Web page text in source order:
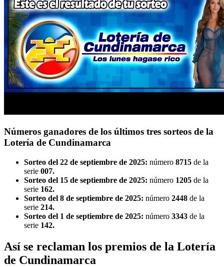
Números ganadores de los últimos tres sorteos de la
Lotería de Cundinamarca
Sorteo del 22 de septiembre de 2025: número 8715 de la
serie 007.
Sorteo del 15 de septiembre de 2025: número 1205 de la
serie 162.
Sorteo del 8 de septiembre de 2025: número 2448 de la
serie 214.
Sorteo del 1 de septiembre de 2025: número 3343 de la
serie 142.
Así se reclaman los premios de la Lotería
de Cundinamarca